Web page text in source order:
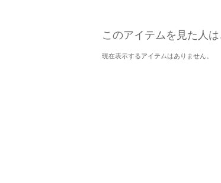
このアイテムを見た人
現在表示するアイテムはありません。